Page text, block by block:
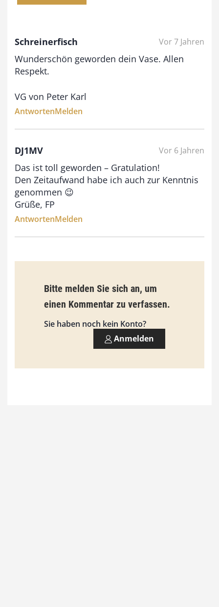
b
3
0
Schreinerfisch Vor 7 Jahren
Wunderschön geworden dein Vase. Allen
Respekt.
VG von Peter Karl
AntwortenMelden
DJ1MV Vor 6 Jahren
Das ist toll geworden – Gratulation!
Den Zeitaufwand habe ich auch zur Kenntnis
genommen 😉
Grüße, FP
AntwortenMelden
Bitte melden Sie sich an, um
einen Kommentar zu verfassen.
Sie haben noch kein Konto?
Anmelden